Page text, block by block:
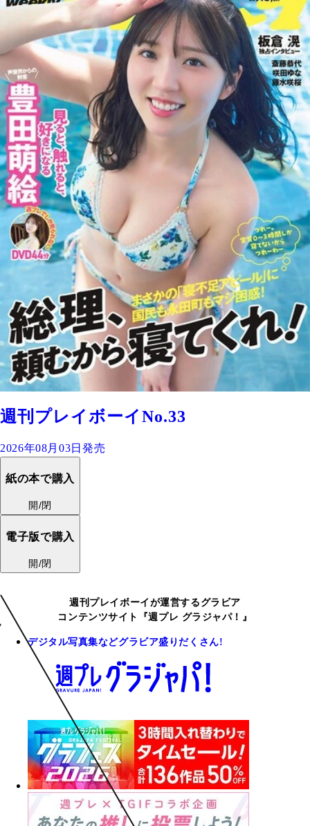
週刊プレイボーイNo.33
2026年08月03日発売
紙の本で購入
開/閉
電子版で購入
開/閉
週刊プレイボーイが運営するグラビア
コンテンツサイト『週プレ グラジャパ！』
デジタル写真集などグラビア盛りだくさん!